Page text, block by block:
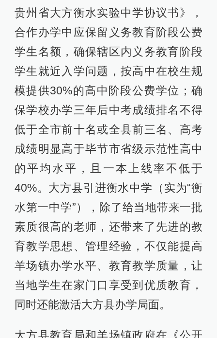
贵州省大方衡水实验中学协议书》，
合作办学中应保留义务教育阶段公费
学生名额，确保辖区内义务教育阶段
学生就近入学问题，按高中在校生规
模提供30%的高中阶段公费学位；确
保学校办学三年后中考成绩排名不得
低于全市前十名或全县前三名、高考
成绩明显高于毕节市省级示范性高中
的平均水平，且一本上线率不低于
40%。大方县引进衡水中学（实为“衡
水第一中学”），除了给当地带来一批
素质很高的老师，还带来了先进的教
育教学思想、管理经验，不仅能提高
羊场镇办学水平、教育教学质量，让
当地学生在家门口享受到优质教育，
同时还能激活大方县办学局面。
大方县教育局和羊场镇政府在《公开